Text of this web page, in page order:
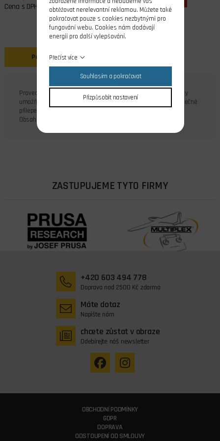
Cena s DPH
Popis
Provedení závěsu s ocelovým čepem a šesti průchozími otvory
umožňuje volný pohyb s minimálními pasívními odpory a bezpečné
přilepení CA nebo epoxy lepidlem. K dispozici v černé barvě.
Obsah balení: 12 ks
ZASTUPUJEME TYTO FIRMY
+420 603 494 778
Doprava nad 2500 Kč zdarma
Máte dotaz
Napište nám
chcete zůstat v obraze
Odebírejte náš newsletter
OBCHODNÍ PODMÍNKY
GDPR
DOPRAVA
ODSTOUPENÍ OD SMLOUVY
obtěžovat nerelevantní reklamou. Můžete také
pokračovat pouze s cookies nezbytnými pro
fungování webu. Cookies nám dodávají
energii pro další vylepšování.
Přečíst více
Souhlasím a pokračovat
Přizpůsobit nastavení